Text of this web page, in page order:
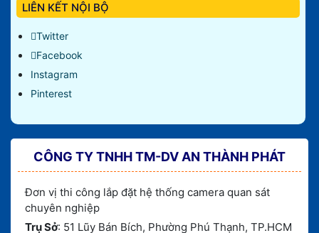
LIÊN KẾT NỘI BỘ
Twitter
Facebook
Instagram
Pinterest
CÔNG TY TNHH TM-DV AN THÀNH PHÁT
Đơn vị thi công lắp đặt hệ thống camera quan sát
chuyên nghiệp
Trụ Sở: 51 Lũy Bán Bích, Phường Phú Thạnh, TP.HCM